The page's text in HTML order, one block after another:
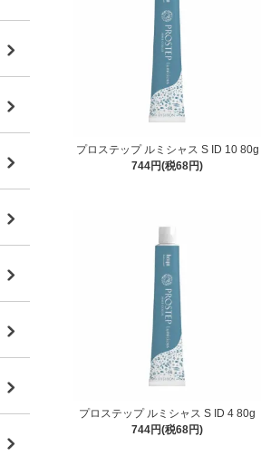
プロステップ ルミシャス S ID 10 80g
744円(税68円)
プロステップ ルミシャス S ID 4 80g
744円(税68円)